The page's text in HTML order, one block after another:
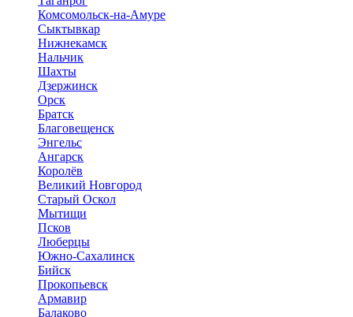
Комсомольск-на-Амуре
Сыктывкар
Нижнекамск
Нальчик
Шахты
Дзержинск
Орск
Братск
Благовещенск
Энгельс
Ангарск
Королёв
Великий Новгород
Старый Оскол
Мытищи
Псков
Люберцы
Южно-Сахалинск
Бийск
Прокопьевск
Армавир
Балаково